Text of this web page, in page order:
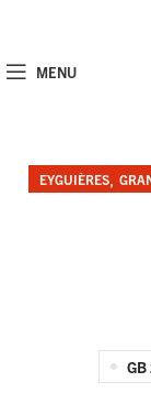
MENU
EYGUIÈRES,
GB